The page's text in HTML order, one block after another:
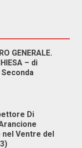
GENERALE.
– di
Di
Ventre del